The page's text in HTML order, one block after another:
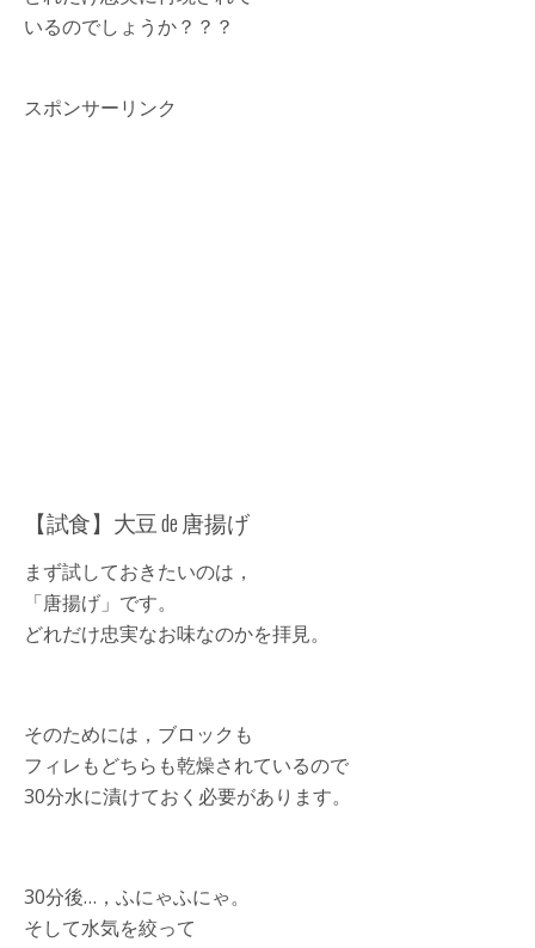
いるのでしょうか？？？
スポンサーリンク
【試食】大豆 de 唐揚げ
まず試しておきたいのは，
「唐揚げ」です。
どれだけ忠実なお味なのかを拝見。
そのためには，ブロックも
フィレもどちらも乾燥されているので
30分水に漬けておく必要があります。
30分後…，ふにゃふにゃ。
そして水気を絞って